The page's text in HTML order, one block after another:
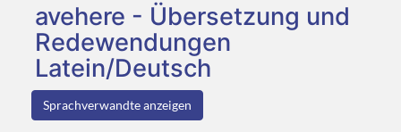
avehere - Übersetzung und
Redewendungen
Latein/Deutsch
Sprachverwandte anzeigen